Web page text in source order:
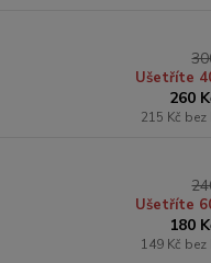
Ušetříte
260
215 Kč bez
Ušetříte
180
149 Kč bez